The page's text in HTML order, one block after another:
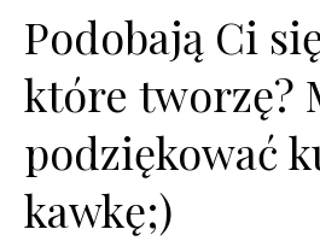
Podobają Ci
które tworzę?
podziękować
kawkę;)